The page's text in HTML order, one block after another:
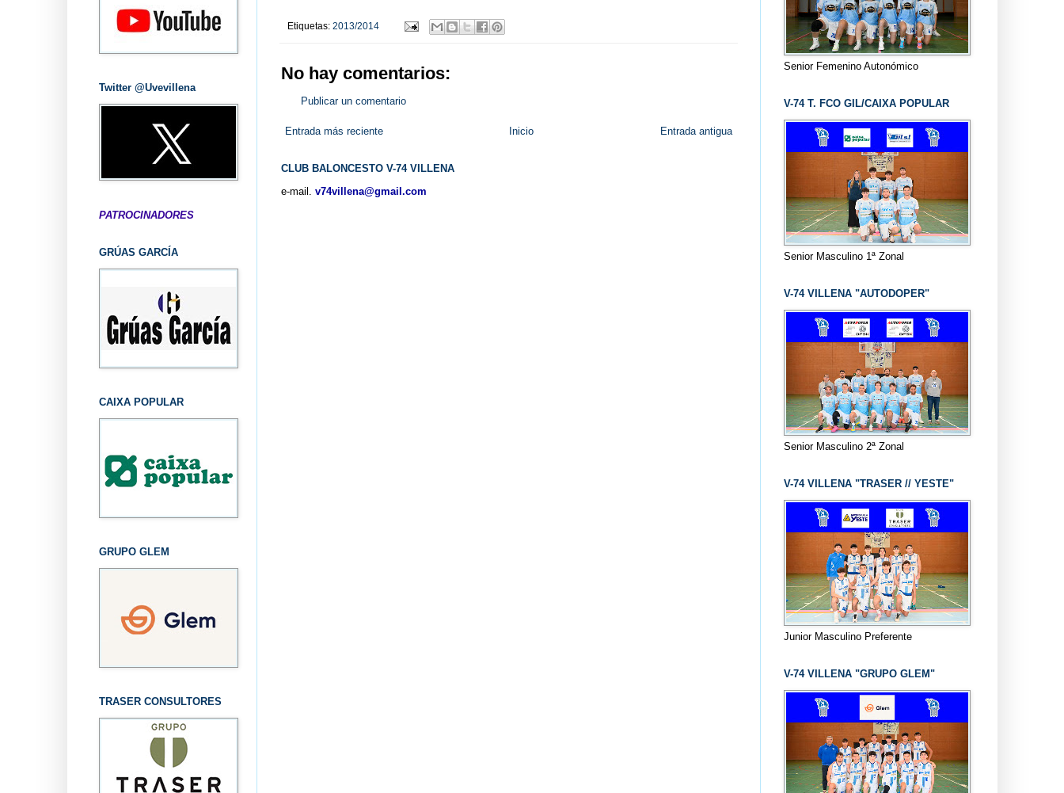
Etiquetas: 2013/2014
No hay comentarios:
Publicar un comentario
Entrada más reciente Entrada antigua
Inicio
CLUB BALONCESTO V-74 VILLENA
e-mail. v74villena@gmail.com
Twitter @Uvevillena
PATROCINADORES
GRÚAS GARCÍA
CAIXA POPULAR
GRUPO GLEM
TRASER CONSULTORES
Senior Femenino Autonómico
V-74 T. FCO GIL/CAIXA POPULAR
Senior Masculino 1ª Zonal
V-74 VILLENA "AUTODOPER"
Senior Masculino 2ª Zonal
V-74 VILLENA "TRASER // YESTE"
Junior Masculino Preferente
V-74 VILLENA "GRUPO GLEM"